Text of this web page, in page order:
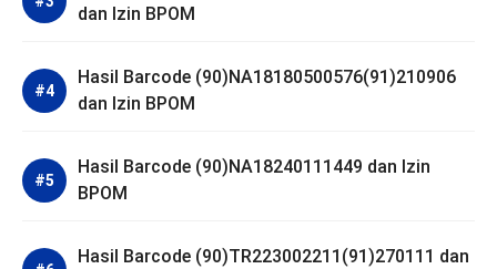
dan Izin BPOM
Hasil Barcode (90)NA18180500576(91)210906
dan Izin BPOM
Hasil Barcode (90)NA18240111449 dan Izin
BPOM
Hasil Barcode (90)TR223002211(91)270111 dan